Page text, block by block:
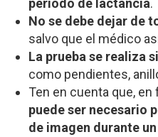
periodo de lactancia.
No se debe dejar de
salvo que el médico
La prueba se realiza
como pendientes,
Ten en cuenta que,
puede ser necesario
de imagen durante